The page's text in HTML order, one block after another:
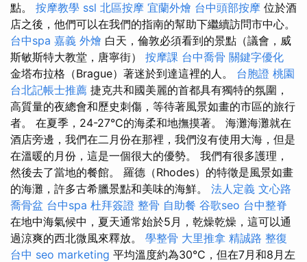
點。 按摩教學 ssl 北區按摩 宜蘭外燴 台中頭部按摩 位於酒
店之後，他們可以在我們的指南的幫助下繼續訪問市中心。
台中spa 嘉義 外燴 白天，倫敦必須看到的景點（議會，威
斯敏斯特大教堂，唐寧街） 按摩課 台中喬骨 關鍵字優化
金塔布拉格（Brague）著迷於到達這裡的人。 台胞證 桃園
台北記帳士推薦 捷克共和國美麗的首都具有獨特的氛圍，
高質量的夜總會和歷史刺傷，等待著風景如畫的市區的旅行
者。 在夏季，24-27°C的海柔和地撫摸著。 海灘海灘就在
酒店旁邊，我們在二月份在那裡，我們沒有使用大海，但是
在溫暖的月份，這是一個很大的優勢。 我們有很多護理，
然後去了當地的餐館。 羅德（Rhodes）的特徵是風景如畫
的海灘，許多古希臘景點和美味的海鮮。 法人定義 文心路
喬骨盆 台中spa 杜拜簽證 整骨 自助餐 谷歌seo 台中整脊
在地中海氣候中，夏天通常始於5月，乾燥乾燥，這可以通
過涼爽的西北微風來釋放。 學整骨 大里推拿 精誠路 整復
台中 seo marketing 平均溫度約為30°C，但在7月和8月左